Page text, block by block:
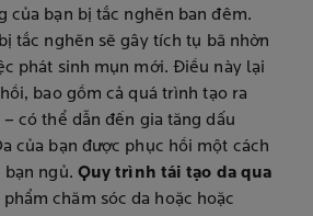
của bạn bị tắc nghẽn ban đêm.
tắc nghẽn sẽ gây tích tụ bã nhờn
phát sinh mụn mới. Điều này lại
bao gồm cả quá trình tạo ra
có thể dẫn đến gia tăng dấu
của bạn được phục hồi một cách
ngủ. Quy trình tái tạo da qua
chăm sóc da hoặc hoặc